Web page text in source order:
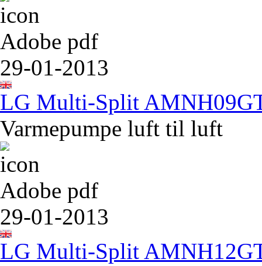
Adobe pdf
29-01-2013
LG Multi-Split
Varmepumpe luft til luft
Adobe pdf
29-01-2013
LG Multi-Split